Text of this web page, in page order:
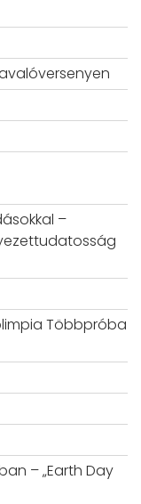
–
Többpróba
– „Earth Day